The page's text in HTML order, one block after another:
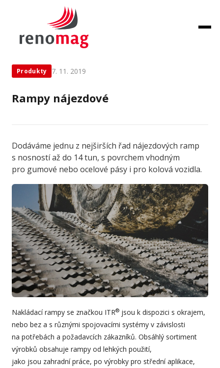
← Zpět na novinky
Produkty 7. 11. 2019
Rampy nájezdové
Dodáváme jednu z nejširších řad nájezdových ramp
s nosností až do 14 tun, s povrchem vhodným
pro gumové nebo ocelové pásy i pro kolová vozidla.
Nakládací rampy se značkou ITR® jsou k dispozici s okrajem,
nebo bez a s různými spojovacími systémy v závislosti
na potřebách a požadavcích zákazníků. Obsáhlý sortiment
výrobků obsahuje rampy od lehkých použití,
jako jsou zahradní práce, po výrobky pro střední aplikace,